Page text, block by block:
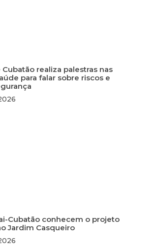
realiza palestras nas
para falar sobre riscos e
Cubatão conhecem o projeto
Jardim Casqueiro